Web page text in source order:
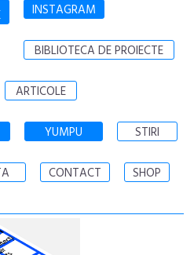
INSTAGRAM
BIBLIOTECA DE PROIECTE
ARTICOLE
YUMPU STIRI
CONTACT SHOP